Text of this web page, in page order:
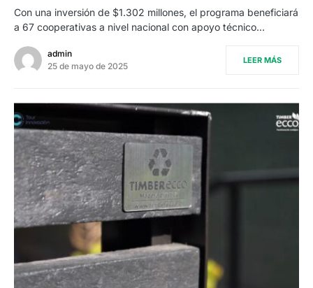
Con una inversión de $1.302 millones, el programa beneficiará
a 67 cooperativas a nivel nacional con apoyo técnico…
admin
25 de mayo de 2025
LEER MÁS